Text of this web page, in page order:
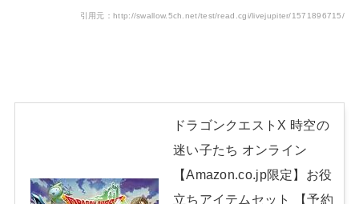
引用元：http://swallow.5ch.net/test/read.cgi/livejupiter/1571896715/
ドラゴンクエストX 時空の
迷い子たち オンライン
【Amazon.co.jp限定】お役
立ちアイテムセット 【予約